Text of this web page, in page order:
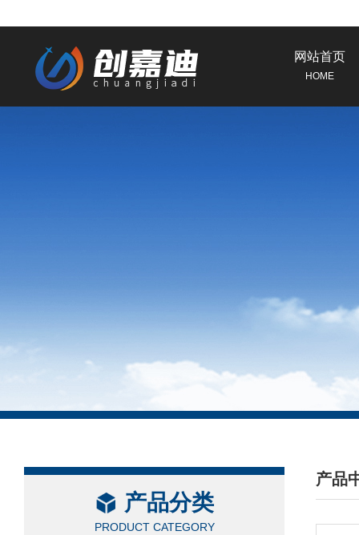
网站首页
HOME
产品分类
PRODUCT CATEGORY
产品
/